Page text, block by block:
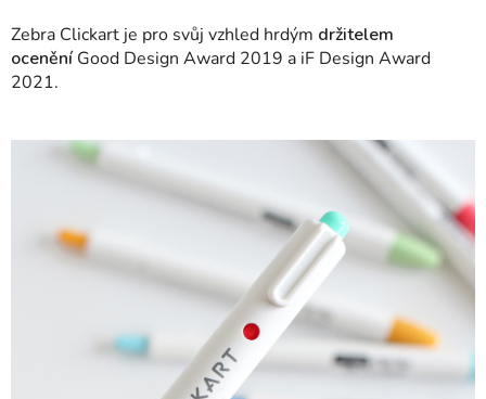
Zebra Clickart je pro svůj vzhled hrdým držitelem
ocenění Good Design Award 2019 a iF Design Award
2021.